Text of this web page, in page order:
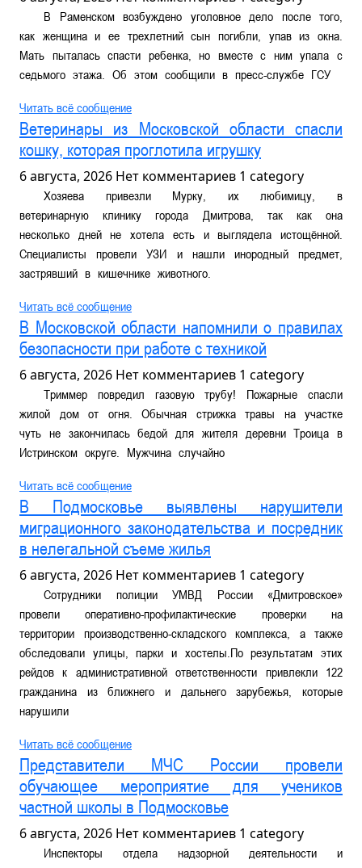
В Раменском возбуждено уголовное дело после того,
как женщина и ее трехлетний сын погибли, упав из окна.
Мать пыталась спасти ребенка, но вместе с ним упала с
седьмого этажа. Об этом сообщили в пресс-службе ГСУ
Читать всё сообщение
Ветеринары из Московской области спасли
кошку, которая проглотила игрушку
6 августа, 2026 Нет комментариев 1 category
Хозяева привезли Мурку, их любимицу, в
ветеринарную клинику города Дмитрова, так как она
несколько дней не хотела есть и выглядела истощённой.
Специалисты провели УЗИ и нашли инородный предмет,
застрявший в кишечнике животного.
Читать всё сообщение
В Московской области напомнили о правилах
безопасности при работе с техникой
6 августа, 2026 Нет комментариев 1 category
Триммер повредил газовую трубу! Пожарные спасли
жилой дом от огня. Обычная стрижка травы на участке
чуть не закончилась бедой для жителя деревни Троица в
Истринском округе. Мужчина случайно
Читать всё сообщение
В Подмосковье выявлены нарушители
миграционного законодательства и посредник
в нелегальной съеме жилья
6 августа, 2026 Нет комментариев 1 category
Сотрудники полиции УМВД России «Дмитровское»
провели оперативно-профилактические проверки на
территории производственно-складского комплекса, а также
обследовали улицы, парки и хостелы.По результатам этих
рейдов к административной ответственности привлекли 122
гражданина из ближнего и дальнего зарубежья, которые
нарушили
Читать всё сообщение
Представители МЧС России провели
обучающее мероприятие для учеников
частной школы в Подмосковье
6 августа, 2026 Нет комментариев 1 category
Инспекторы отдела надзорной деятельности и